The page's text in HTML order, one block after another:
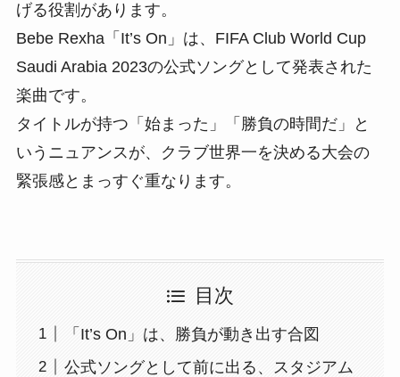
げる役割があります。
Bebe Rexha「It’s On」は、FIFA Club World Cup
Saudi Arabia 2023の公式ソングとして発表された
楽曲です。
タイトルが持つ「始まった」「勝負の時間だ」と
いうニュアンスが、クラブ世界一を決める大会の
緊張感とまっすぐ重なります。
目次
「It’s On」は、勝負が動き出す合図
公式ソングとして前に出る、スタジアム